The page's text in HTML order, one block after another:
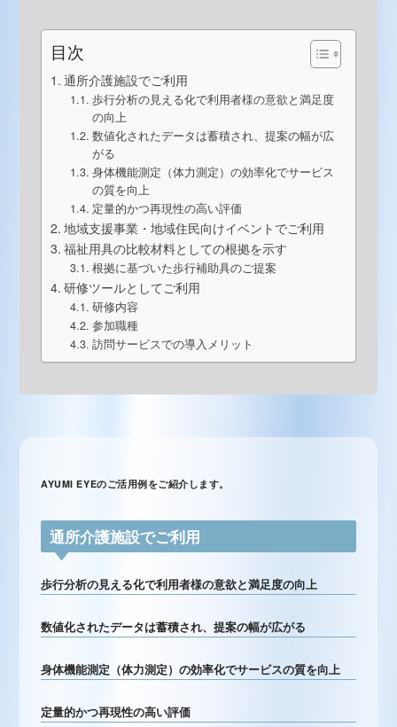
目次
通所介護施設でご利用
歩行分析の見える化で利用者様の意欲と満足度
の向上
数値化されたデータは蓄積され、提案の幅が広
がる
身体機能測定（体力測定）の効率化でサービス
の質を向上
定量的かつ再現性の高い評価
地域支援事業・地域住民向けイベントでご利用
福祉用具の比較材料としての根拠を示す
根拠に基づいた歩行補助具のご提案
研修ツールとしてご利用
研修内容
参加職種
訪問サービスでの導入メリット
AYUMI EYEのご活用例をご紹介します。
通所介護施設でご利用
歩行分析の見える化で利用者様の意欲と満足度の向上
数値化されたデータは蓄積され、提案の幅が広がる
身体機能測定（体力測定）の効率化でサービスの質を向上
定量的かつ再現性の高い評価